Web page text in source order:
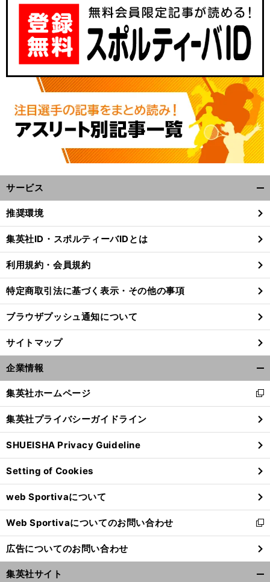
前
サービス
閉
る
推奨環境
集英社ID・スポルティーバIDとは
利用規約・会員規約
特定商取引法に基づく表示・その他の事項
ブラウザプッシュ通知について
サイトマップ
企業情報
閉
る
集英社ホームページ
新
し
い
ウ
ィ
ン
ド
ウ
で
開
く
集英社プライバシーガイドライン
SHUEISHA Privacy Guideline
Setting of Cookies
web Sportivaについて
Web Sportivaについてのお問い合わせ
新
し
い
ウ
ィ
広告についてのお問い合わせ
集英社サイト